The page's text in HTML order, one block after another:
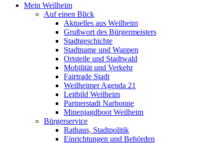
Mein Weilheim
Auf einen Blick
Aktuelles aus Weilheim
Grußwort des Bürgermeisters
Stadtgeschichte
Stadtname und Wappen
Ortsteile und Stadtwald
Mobilität und Verkehr
Fairtrade Stadt
Weilheimer Agenda 21
Leitbild Weilheim
Partnerstadt Narbonne
Minenjagdboot Weilheim
Bürgerservice
Rathaus, Stadtpolitik
Einrichtungen und Behörden